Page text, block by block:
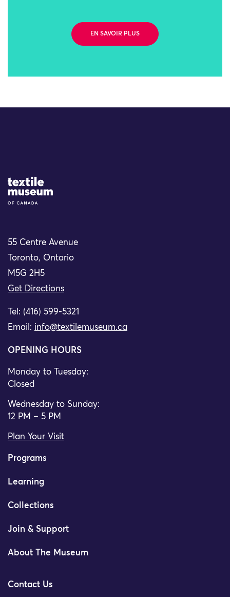
EN SAVOIR PLUS
Site Logo
55 Centre Avenue
Toronto, Ontario
M5G 2H5
Get Directions
Tel: (416) 599-5321
Email: info@textilemuseum.ca
OPENING HOURS
Monday to Tuesday:
Closed
Wednesday to Sunday:
12 PM – 5 PM
Plan Your Visit
Programs
Learning
Collections
Join & Support
About The Museum
Contact Us